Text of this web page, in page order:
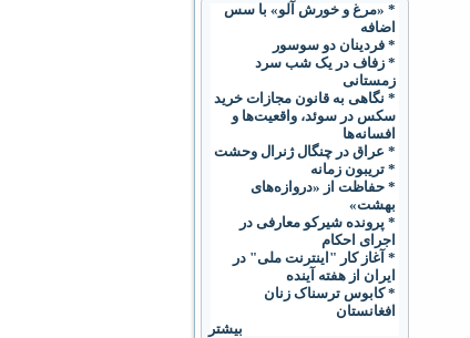
* «مرغ و خورش آلو» با سس
اضافه
* فردینان دو سوسور
* زفاف در یک شب سرد
زمستانی
* نگاهی به قانون مجازات خرید
سکس در سوئد، واقعیت‌ها و
افسانه‌ها
* عراق در چنگال ژنرال وحشت
* تریبون زمانه
* حفاظت از «دروازه‌های
بهشت»
* پرونده شیرکو معارفی در
اجرای احکام
* آغاز کار "اينترنت ملی" در
ايران از هفته آينده
* کابوس ترسناک زنان
افغانستان
بیشتر